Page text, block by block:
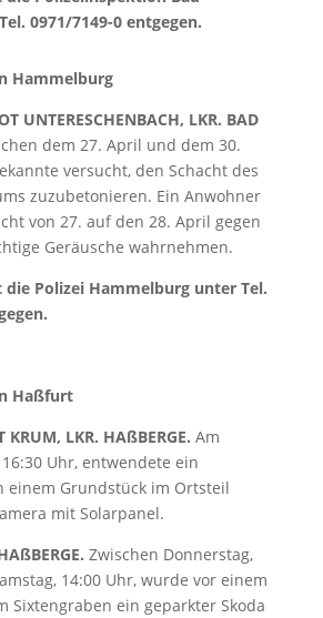
0971/7149-0 entgegen.
Hammelburg
UNTERESCHENBACH, LKR. BAD
dem 27. April und dem 30.
versucht, den Schacht des
zuzubetonieren. Ein Anwohner
von 27. auf den 28. April gegen
Geräusche wahrnehmen.
Polizei Hammelburg unter Tel.
Haßfurt
LKR. HAßBERGE. Am
Uhr, entwendete ein
einem Grundstück im Ortsteil
mit Solarpanel.
Zwischen Donnerstag,
14:00 Uhr, wurde vor einem
Sixtengraben ein geparkter Skoda